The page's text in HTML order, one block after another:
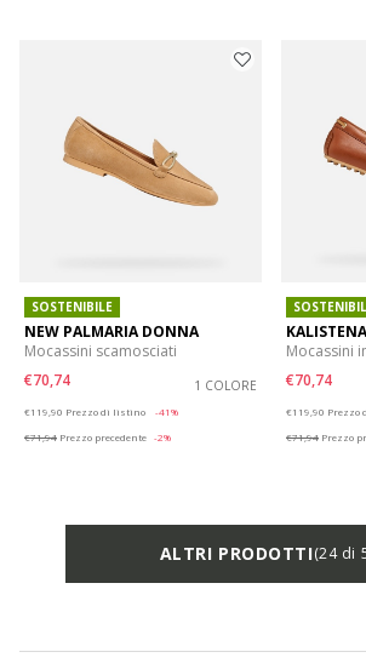
SOSTENIBILE
NEW PALMARIA DONNA
Mocassini scamosciati
€70,74
1 COLORE
€119,90 Prezzo di listino
-41%
€71,94 Prezzo precedente -2%
Mocassini
€70,74
€119,90 Prezzo
€71,94 Prezzo
ALTRI PRODOTTI(24 di